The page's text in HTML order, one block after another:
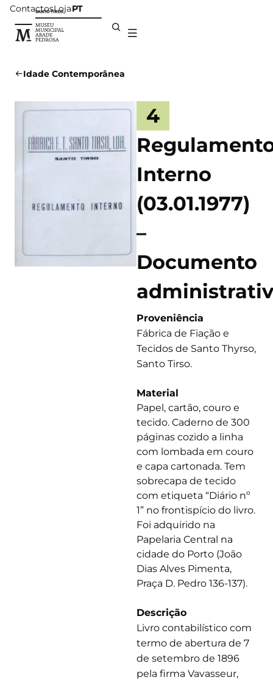
ContactosLojaPT
Idade Contemporânea
4
Interno
(03.01.1977)
–
Documento
Proveniência
Fábrica de Fiação e
Tecidos de Santo Thyrso,
Santo Tirso.
Material
Papel, cartão, couro e
tecido. Caderno de 300
páginas cozido a linha
com lombada em couro
e capa cartonada. Tem
sobrecapa de tecido
com etiqueta “Diário nº
1” no frontispício do livro.
Foi adquirido na
Papelaria Central na
cidade do Porto (João
Dias Alves Pimenta,
Praça D. Pedro 136-137).
Descrição
Livro contabilístico com
termo de abertura de 7
de setembro de 1896
pela firma Vavasseur,